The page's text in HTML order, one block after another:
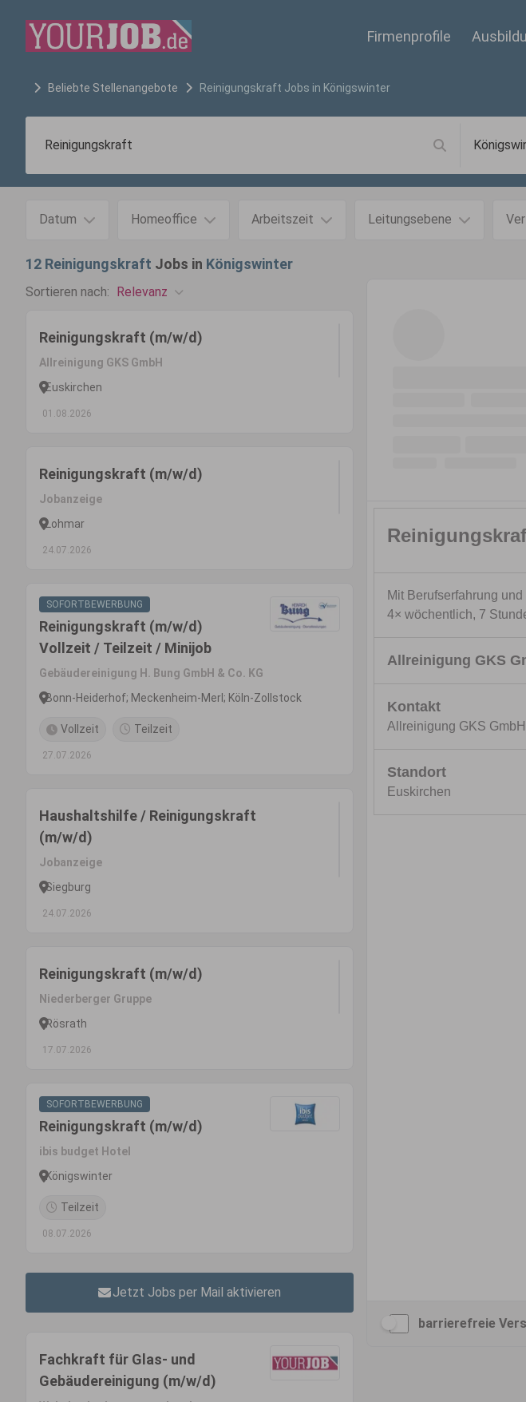
Firmenprofile
Beliebte Stellenangebote Reinigungskraft Jobs in Königswinter
Datum Homeoffice Arbeitszeit Leitungsebene
12 Reinigungskraft Jobs in Königswinter
Sortieren nach: Relevanz
Reinigungskraft (m/w/d)
Allreinigung GKS GmbH
Euskirchen
01.08.2026
Reinigungskraft (m/w/d)
Jobanzeige
Lohmar
24.07.2026
SOFORTBEWERBUNG
Reinigungskraft (m/w/d)
Vollzeit / Teilzeit / Minijob
Gebäudereinigung H. Bung GmbH & Co. KG
Bonn-Heiderhof; Meckenheim-Merl; Köln-Zollstock
Vollzeit Teilzeit
27.07.2026
Haushaltshilfe / Reinigungskraft
(m/w/d)
Jobanzeige
Siegburg
24.07.2026
Reinigungskraft (m/w/d)
Niederberger Gruppe
Rösrath
17.07.2026
SOFORTBEWERBUNG
Reinigungskraft (m/w/d)
ibis budget Hotel
Königswinter
Teilzeit
08.07.2026
Jetzt Jobs per Mail aktivieren
Fachkraft für Glas- und
Gebäudereinigung (m/w/d)
barrierefreie